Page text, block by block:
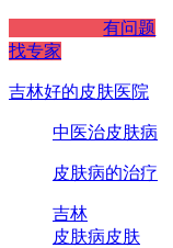
有问题
找专家
吉林好的皮肤医院
中医治皮肤病
皮肤病的治疗
吉林
皮肤病皮肤